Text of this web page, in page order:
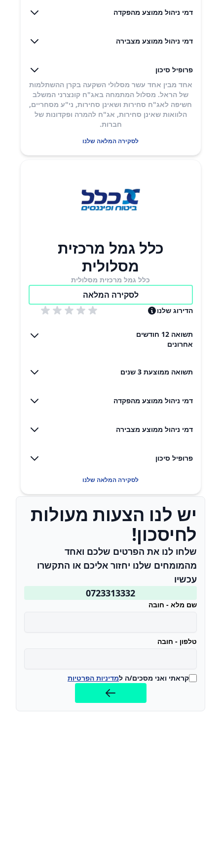
דמי ניהול ממוצע מהפקדה
דמי ניהול ממוצע מצבירה
פרופיל סיכון
אחד מבין אחד עשר מסלולי השקעה בקרן ההשתלמות
של הראל. מסלול המתמחה באג"ח קונצרני המשלב
חשיפה לאג"ח סחירות ושאינן סחירות, ני"ע מסחריים,
הלוואות שאינן סחירות, אג"ח להמרה ופקדונות של
חברות.​
לסקירה המלאה שלנו
כלל גמל מרכזית
מסלולית
כלל גמל מרכזית מסלולית
לסקירה המלאה
הדירוג שלנו
תשואה 12 חודשים
אחרונים
תשואה ממוצעת 3 שנים
דמי ניהול ממוצע מהפקדה
דמי ניהול ממוצע מצבירה
פרופיל סיכון
לסקירה המלאה שלנו
יש לנו הצעות מעולות
לחיסכון!
שלחו לנו את הפרטים שלכם ואחד
מהמומחים שלנו יחזור אליכם או התקשרו
עכשיו
0723313332
שם מלא - חובה
טלפון - חובה
קראתי ואני מסכים/ה למדיניות הפרטיות